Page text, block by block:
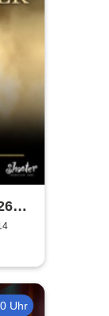
Uhr